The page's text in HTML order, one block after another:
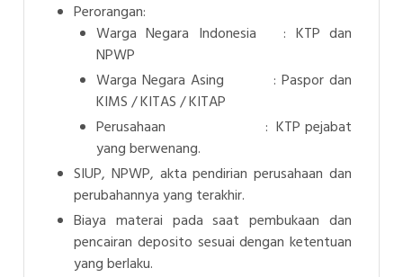
Perorangan:
Warga Negara Indonesia : KTP dan
NPWP
Warga Negara Asing : Paspor dan
KIMS / KITAS / KITAP
Perusahaan : KTP pejabat
yang berwenang.
SIUP, NPWP, akta pendirian perusahaan dan
perubahannya yang terakhir.
Biaya materai pada saat pembukaan dan
pencairan deposito sesuai dengan ketentuan
yang berlaku.